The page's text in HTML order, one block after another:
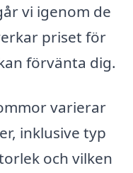
vi igenom de
priset för
förvänta dig.
varierar
inklusive typ
och vilken